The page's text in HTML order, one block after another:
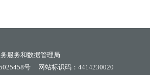
服务和数据管理局
号 网站标识码：4414230020